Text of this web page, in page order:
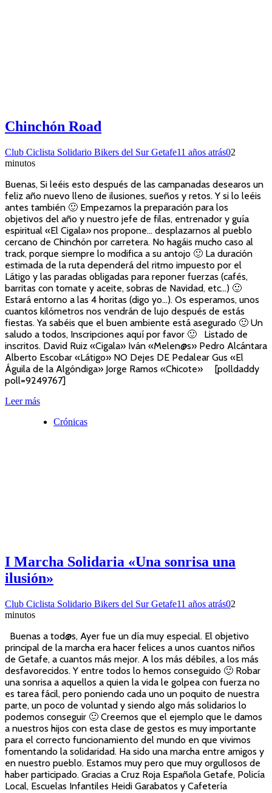
Chinchón Road
Club Ciclista Solidario Bikers del Sur Getafe11 años atrás02
minutos
Buenas, Si leéis esto después de las campanadas desearos un
feliz año nuevo lleno de ilusiones, sueños y retos. Y si lo leéis
antes también 🙂 Empezamos la preparación para los
objetivos del año y nuestro jefe de filas, entrenador y guía
espiritual «El Cigala» nos propone… desplazarnos al pueblo
cercano de Chinchón por carretera. No hagáis mucho caso al
track, porque siempre lo modifica a su antojo 🙂 La duración
estimada de la ruta dependerá del ritmo impuesto por el
Látigo y las paradas obligadas para reponer fuerzas (cafés,
barritas con tomate y aceite, sobras de Navidad, etc…) 🙂
Estará entorno a las 4 horitas (digo yo…). Os esperamos, unos
cuantos kilómetros nos vendrán de lujo después de estás
fiestas. Ya sabéis que el buen ambiente está asegurado 🙂 Un
saludo a todos, Inscripciones aquí por favor 🙂 Listado de
inscritos. David Ruiz «Cigala» Iván «Melen@s» Pedro Alcántara
Alberto Escobar «Látigo» NO Dejes DE Pedalear Gus «El
Águila de la Algóndiga» Jorge Ramos «Chicote» [polldaddy
poll=9249767]
Leer más
Crónicas
I Marcha Solidaria «Una sonrisa una
ilusión»
Club Ciclista Solidario Bikers del Sur Getafe11 años atrás02
minutos
Buenas a tod@s, Ayer fue un día muy especial. El objetivo
principal de la marcha era hacer felices a unos cuantos niños
de Getafe, a cuantos más mejor. A los más débiles, a los más
desfavorecidos. Y entre todos lo hemos conseguido 🙂 Robar
una sonrisa a aquellos a quien la vida le golpea con fuerza no
es tarea fácil, pero poniendo cada uno un poquito de nuestra
parte, un poco de voluntad y siendo algo más solidarios lo
podemos conseguir 🙂 Creemos que el ejemplo que le damos
a nuestros hijos con esta clase de gestos es muy importante
para el correcto funcionamiento del mundo en que vivimos
fomentando la solidaridad. Ha sido una marcha entre amigos y
en nuestro pueblo. Estamos muy pero que muy orgullosos de
haber participado. Gracias a Cruz Roja Española Getafe, Policía
Local, Escuelas Infantiles Heidi Garabatos y Cafetería